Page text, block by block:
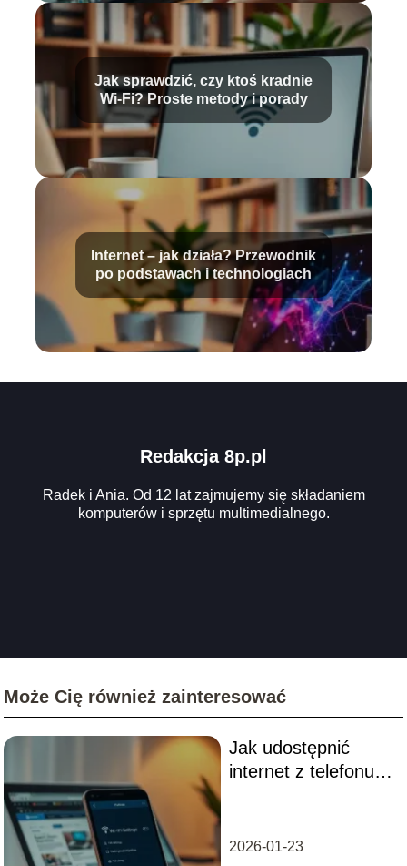
Jak sprawdzić, czy ktoś kradnie
Wi-Fi? Proste metody i porady
Internet – jak działa? Przewodnik
po podstawach i technologiach
Redakcja 8p.pl
Radek i Ania. Od 12 lat zajmujemy się składaniem
komputerów i sprzętu multimedialnego.
Może Cię również zainteresować
Jak udostępnić
internet z telefonu
2026-01-23